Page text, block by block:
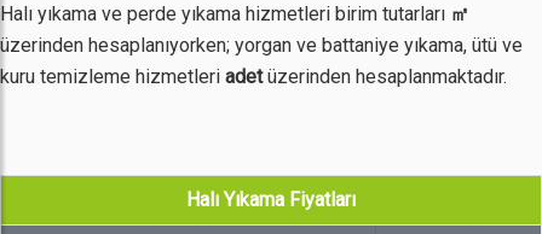
Halı yıkama ve perde yıkama hizmetleri birim tutarları ㎡
üzerinden hesaplanıyorken; yorgan ve battaniye yıkama, ütü ve
kuru temizleme hizmetleri adetüzerinden hesaplanmaktadır.
Halı Yıkama Fiyatları